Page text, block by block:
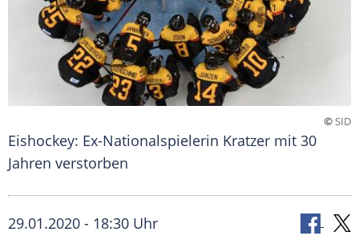
©SID
Eishockey: Ex-Nationalspielerin Kratzer mit 30
Jahren verstorben
29.01.2020 - 18:30 Uhr